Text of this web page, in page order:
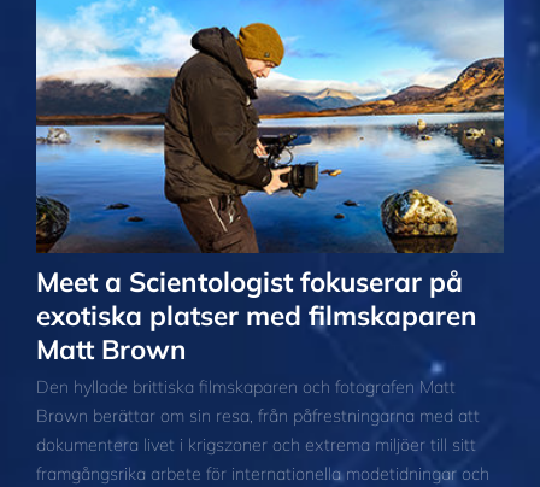
Meet a Scientologist fokuserar på
exotiska platser med filmskaparen
Matt Brown
Den hyllade brittiska filmskaparen och fotografen Matt
Brown berättar om sin resa, från påfrestningarna med att
dokumentera livet i krigszoner och extrema miljöer till sitt
framgångsrika arbete för internationella modetidningar och